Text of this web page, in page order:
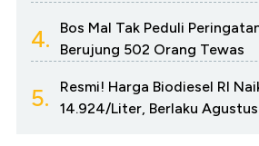
4.
Bos Mal Tak Peduli
Berujung 502 Orang Tewas
5.
Resmi! Harga Biodiesel RI
14.924/Liter, Berlaku